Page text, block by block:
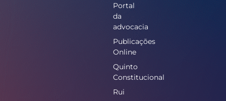
Portal
da
advocacia
Publicações
Online
Quinto
Constitucional
Rui